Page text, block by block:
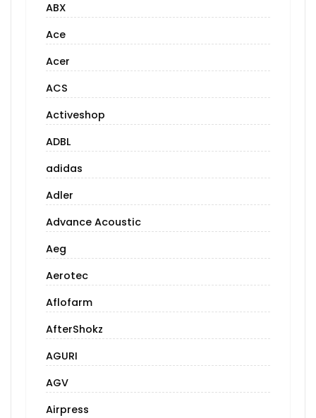
ABX
Ace
Acer
ACS
Activeshop
ADBL
adidas
Adler
Advance Acoustic
Aeg
Aerotec
Aflofarm
AfterShokz
AGURI
AGV
Airpress